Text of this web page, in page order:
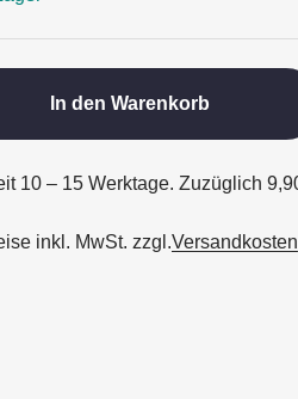
In den Warenkorb
10 – 15 Werktage. Zuzüglich
inkl. MwSt. zzgl.Versandkosten